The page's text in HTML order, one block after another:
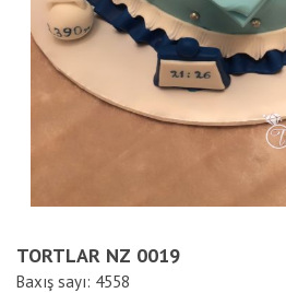
TORTLAR NZ 0019
Baxış sayı: 4558